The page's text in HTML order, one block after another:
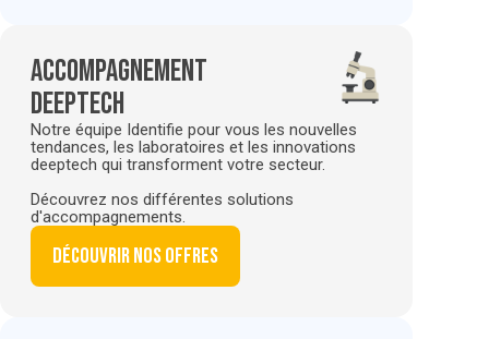
Accompagnement
deeptech
Notre équipe Identifie pour vous les nouvelles
tendances, les laboratoires et les innovations
deeptech qui transforment votre secteur.
Découvrez nos différentes solutions
d'accompagnements.
Découvrir nos offres